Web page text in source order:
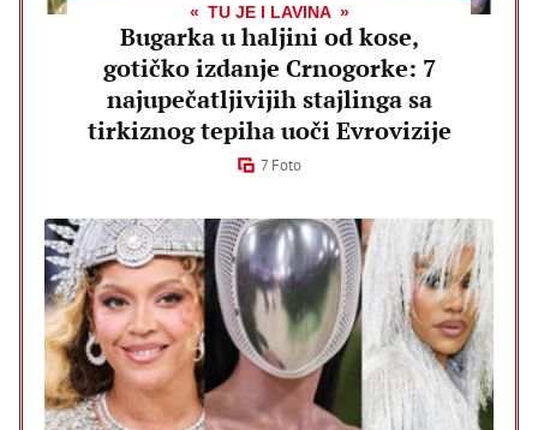
TU JE I LAVINA
Bugarka u haljini od kose,
gotičko izdanje Crnogorke: 7
najupečatljivijih stajlinga sa
tirkiznog tepiha uoči Evrovizije
7 Foto